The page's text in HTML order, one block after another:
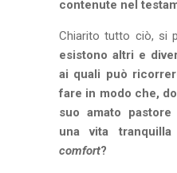
contenute nel
Chiarito tutto ciò, si
esistono altri e
ai quali può
fare in modo che,
suo amato
una vita
comfort?